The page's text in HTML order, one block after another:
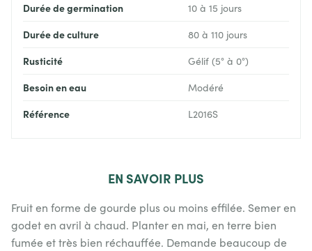
Durée de germination 10 à 15 jours
Durée de culture 80 à 110 jours
Rusticité Gélif (5° à 0°)
Besoin en eau Modéré
Référence L2016S
EN SAVOIR PLUS
Fruit en forme de gourde plus ou moins effilée. Semer en
godet en avril à chaud. Planter en mai, en terre bien
fumée et très bien réchauffée. Demande beaucoup de